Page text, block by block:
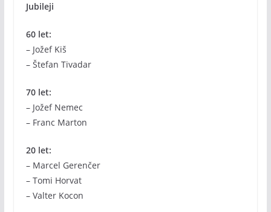
Jubileji
60 let:
– Jožef Kiš
– Štefan Tivadar
70 let:
– Jožef Nemec
– Franc Marton
20 let:
– Marcel Gerenčer
– Tomi Horvat
– Valter Kocon